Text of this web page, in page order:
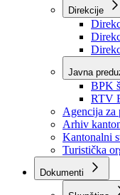
Direkcije
Javna
BPK
RTV
Agencija za
Arhiv
Kantonalni
Turistička